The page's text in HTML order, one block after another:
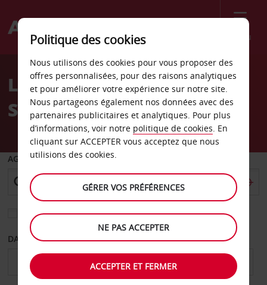
Menu
Welcome
AvisLocation de voiture
Swakopmund
AGENCE DE DÉPART
Sélectionnez une autre agence de retour
DATE DE DÉPART DATE DE RETOUR
Politique des cookies
Nous utilisons des cookies pour vous proposer des
offres personnalisées, pour des raisons analytiques
et pour améliorer votre expérience sur notre site.
Nous partageons également nos données avec des
partenaires publicitaires et analytiques. Pour plus
d’informations, voir notre politique de cookies. En
cliquant sur ACCEPTER vous acceptez que nous
utilisions des cookies.
GÉRER VOS PRÉFÉRENCES
NE PAS ACCEPTER
ACCEPTER ET FERMER